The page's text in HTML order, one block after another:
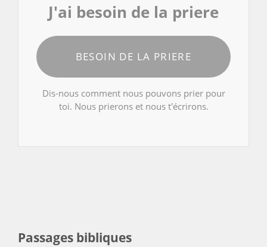
J'ai besoin de la priere
BESOIN DE LA PRIERE
Dis-nous comment nous pouvons prier pour
toi. Nous prierons et nous t'écrirons.
Passages bibliques